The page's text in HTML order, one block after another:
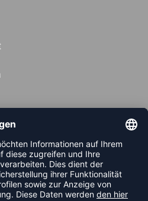
UND VERPASSE KEINE
MEHR.
ANMELDEN